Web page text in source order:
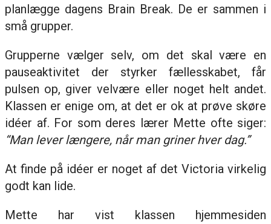
planlægge dagens Brain Break. De er sammen i
små grupper.
Grupperne vælger selv, om det skal være en
pauseaktivitet der styrker fællesskabet, får
pulsen op, giver velvære eller noget helt andet.
Klassen er enige om, at det er ok at prøve skøre
idéer af. For som deres lærer Mette ofte siger:
“Man lever længere, når man griner hver dag.”
At finde på idéer er noget af det Victoria virkelig
godt kan lide.
Mette har vist klassen hjemmesiden